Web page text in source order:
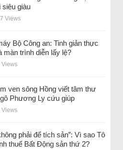
giàu
Views
Bộ Công an: Tinh giản thực
màn trình diễn lấy lệ?
Views
ven sông Hồng viết tâm thư
Phương Ly cứu giúp
Views
phải để tích sản”: Vì sao Tô
thuế Bất Động sản thứ 2?